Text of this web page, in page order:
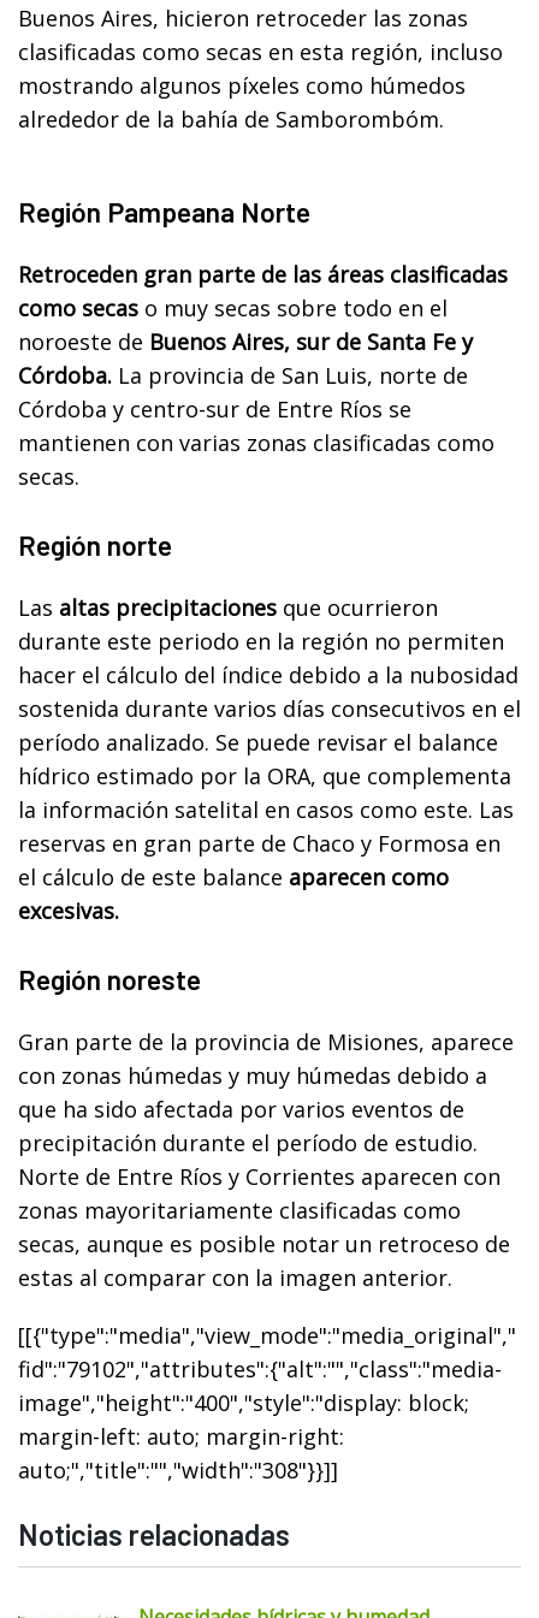
Buenos Aires, hicieron retroceder las zonas
clasificadas como secas en esta región, incluso
mostrando algunos píxeles como húmedos
alrededor de la bahía de Samborombóm.
Región Pampeana Norte
Retroceden gran parte de las áreas clasificadas
como secas o muy secas sobre todo en el
noroeste de Buenos Aires, sur de Santa Fe y
Córdoba. La provincia de San Luis, norte de
Córdoba y centro-sur de Entre Ríos se
mantienen con varias zonas clasificadas como
secas.
Región norte
Las altas precipitaciones que ocurrieron
durante este periodo en la región no permiten
hacer el cálculo del índice debido a la nubosidad
sostenida durante varios días consecutivos en el
período analizado. Se puede revisar el balance
hídrico estimado por la ORA, que complementa
la información satelital en casos como este. Las
reservas en gran parte de Chaco y Formosa en
el cálculo de este balance aparecen como
excesivas.
Región noreste
Gran parte de la provincia de Misiones, aparece
con zonas húmedas y muy húmedas debido a
que ha sido afectada por varios eventos de
precipitación durante el período de estudio.
Norte de Entre Ríos y Corrientes aparecen con
zonas mayoritariamente clasificadas como
secas, aunque es posible notar un retroceso de
estas al comparar con la imagen anterior.
[[{"type":"media","view_mode":"media_original","
fid":"79102","attributes":{"alt":"","class":"media-
image","height":"400","style":"display: block;
margin-left: auto; margin-right:
auto;","title":"","width":"308"}}]]
Noticias relacionadas